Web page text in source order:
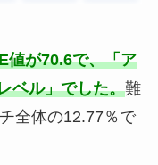
値が70.6で、「ア
ベル」でした。難
全体の12.77％で